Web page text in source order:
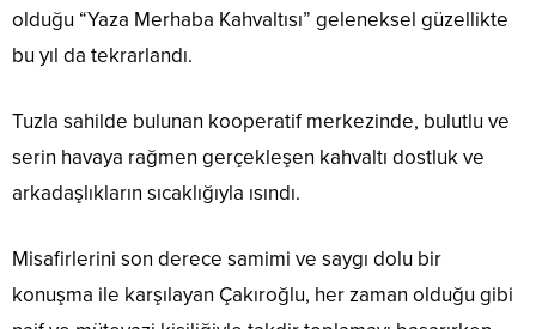
olduğu “Yaza Merhaba Kahvaltısı” geleneksel güzellikte
bu yıl da tekrarlandı.
Tuzla sahilde bulunan kooperatif merkezinde, bulutlu ve
serin havaya rağmen gerçekleşen kahvaltı dostluk ve
arkadaşlıkların sıcaklığıyla ısındı.
Misafirlerini son derece samimi ve saygı dolu bir
konuşma ile karşılayan Çakıroğlu, her zaman olduğu gibi